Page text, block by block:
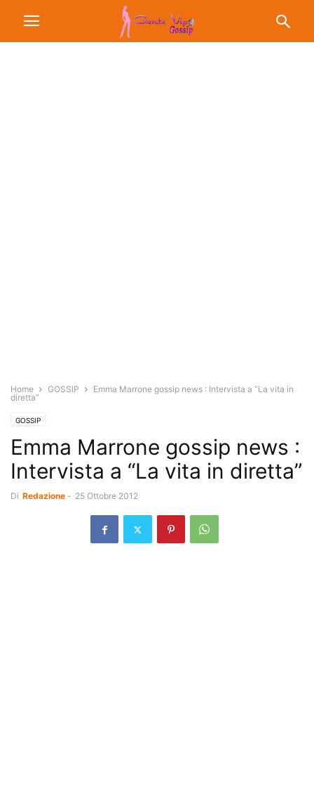
Home GOSSIP
Emma Marrone gossip news : Intervista a “La vita in
diretta”
GOSSIP
Emma Marrone gossip news :
Intervista a “La vita in diretta”
Di Redazione - 25 Ottobre 2012